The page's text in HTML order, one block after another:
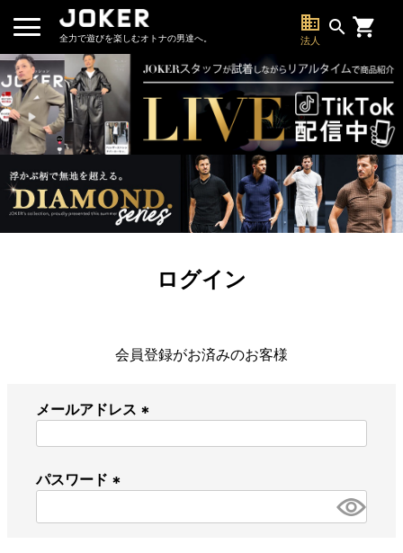
全力で遊びを楽しむオトナの男達へ。
business
法人
search
ログイン
会員登録がお済みのお客様
メールアドレス
パスワード
必